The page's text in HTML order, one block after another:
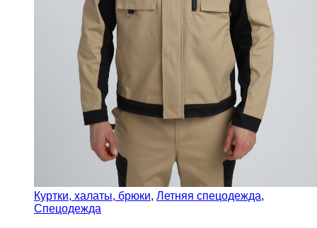
Куртки, халаты, брюки, Летняя спецодежда,
Спецодежда